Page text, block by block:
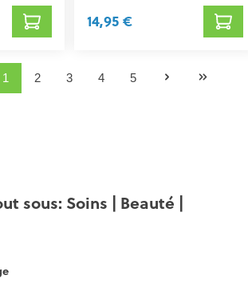
14,95 €
1 2 3 4 5
sous: Soins | Beauté |